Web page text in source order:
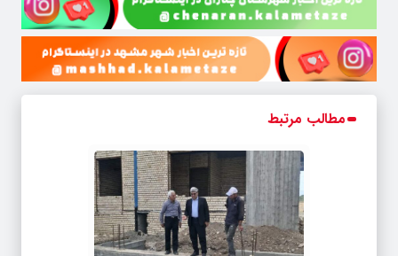
مطالب مرتبط